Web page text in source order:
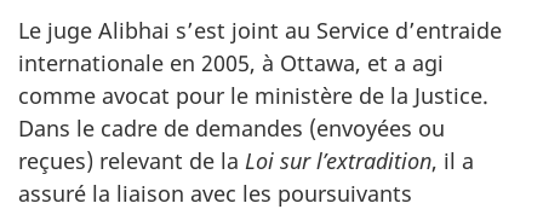
Le juge Alibhai s’est joint au Service d’entraide
internationale en 2005, à Ottawa, et a agi
comme avocat pour le ministère de la Justice.
Dans le cadre de demandes (envoyées ou
reçues) relevant de la Loi sur l’extradition, il a
assuré la liaison avec les poursuivants